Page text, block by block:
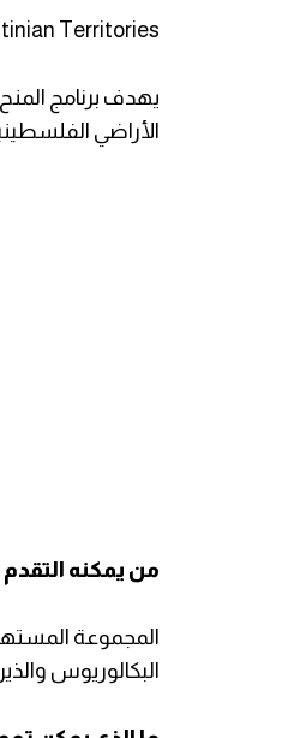
Territories
يهدف برنامج
الأراضي
من يمكنه التقدم
المجموعة
البكالوريوس